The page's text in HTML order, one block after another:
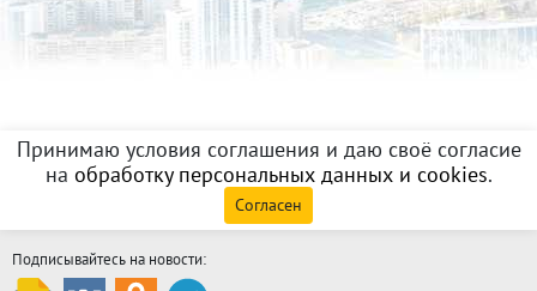
Принимаю условия соглашения и даю своё согласие
на обработку персональных данных и cookies.
Согласен
Подписывайтесь на новости: